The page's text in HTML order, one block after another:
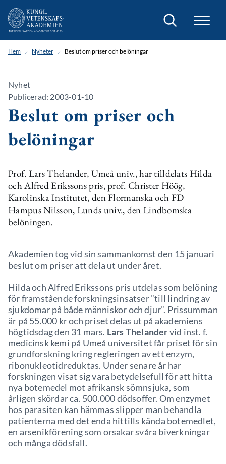
Sök
Hem Nyheter Beslut om priser och belöningar
Nyhet
Publicerad: 2003-01-10
Beslut om priser och
belöningar
Prof. Lars Thelander, Umeå univ., har tilldelats Hilda
och Alfred Erikssons pris, prof. Christer Höög,
Karolinska Institutet, den Flormanska och FD
Hampus Nilsson, Lunds univ., den Lindbomska
belöningen.
Akademien tog vid sin sammankomst den 15 januari
beslut om priser att dela ut under året.
Hilda och Alfred Erikssons pris utdelas som belöning
för framstående forskningsinsatser ”till lindring av
sjukdomar på både människor och djur”. Prissumman
är på 55.000 kr och priset delas ut på akademiens
högtidsdag den 31 mars. Lars Thelandervid inst. f.
medicinsk kemi på Umeå universitet får priset för sin
grundforskning kring regleringen av ett enzym,
ribonukleotidreduktas. Under senare år har
forskningen visat sig vara betydelsefull för att hitta
nya botemedel mot afrikansk sömnsjuka, som
årligen skördar ca. 500.000 dödsoffer. Om enzymet
hos parasiten kan hämmas slipper man behandla
patienterna med det enda hittills kända botemedlet,
en arsenikförening som orsakar svåra biverkningar
och många dödsfall.